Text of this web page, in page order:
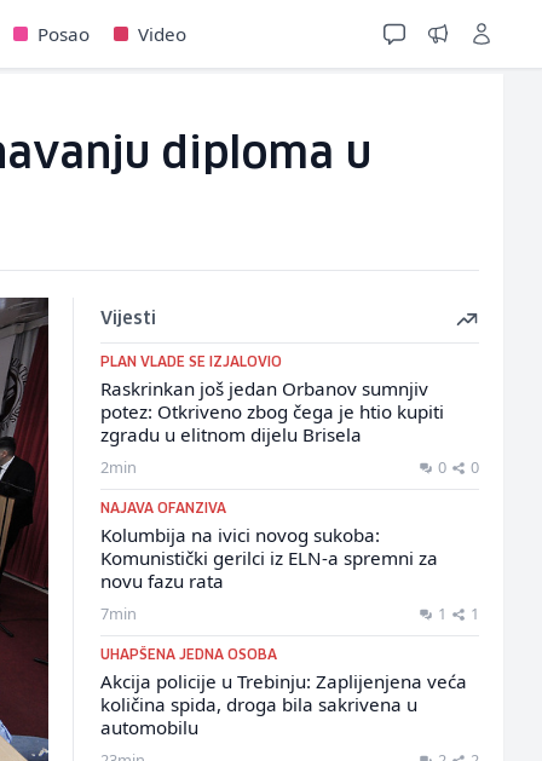
Posao Video
diploma u
Vijesti
PLAN VLADE SE IZJALOVIO
Raskrinkan još jedan Orbanov sumnjiv
potez: Otkriveno zbog čega je htio kupiti
zgradu u elitnom dijelu Brisela
2min 0 0
NAJAVA OFANZIVA
Kolumbija na ivici novog sukoba:
Komunistički gerilci iz ELN-a spremni za
novu fazu rata
7min 1 1
UHAPŠENA JEDNA OSOBA
Akcija policije u Trebinju: Zaplijenjena veća
količina spida, droga bila sakrivena u
automobilu